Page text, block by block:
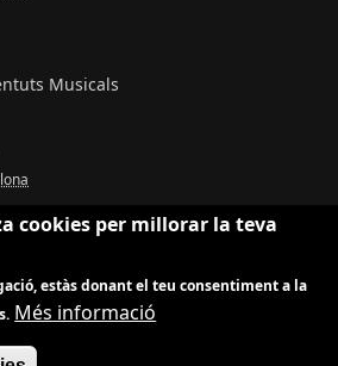
Musicals
de
cookies per millorar la teva
estàs donant el teu consentiment a la
Més informació